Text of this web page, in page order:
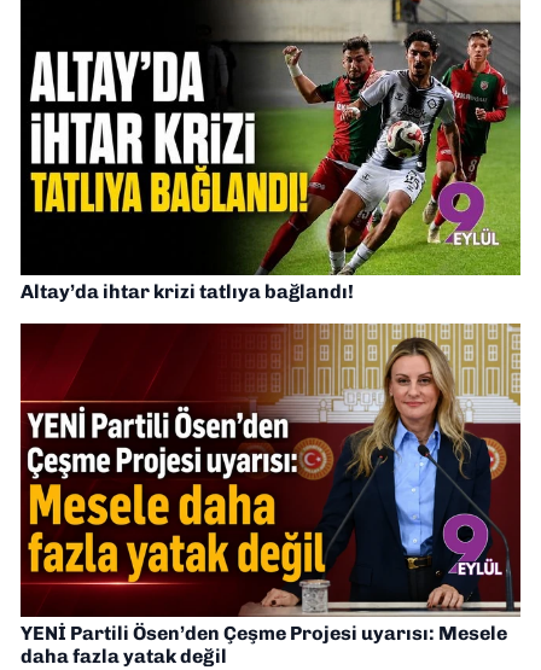
Altay’da ihtar krizi tatlıya bağlandı!
YENİ Partili Ösen’den Çeşme Projesi uyarısı: Mesele
daha fazla yatak değil